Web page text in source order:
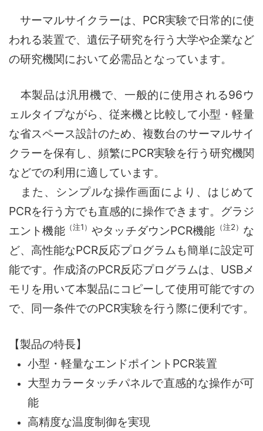
サーマルサイクラーは、PCR実験で日常的に使
われる装置で、遺伝子研究を行う大学や企業など
の研究機関において必需品となっています。
本製品は汎用機で、一般的に使用される96ウ
ェルタイプながら、従来機と比較して小型・軽量
な省スペース設計のため、複数台のサーマルサイ
クラーを保有し、頻繁にPCR実験を行う研究機関
などでの利用に適しています。
また、シンプルな操作画面により、はじめて
PCRを行う方でも直感的に操作できます。グラジ
エント機能（注1） やタッチダウンPCR機能 （注2） な
ど、高性能なPCR反応プログラムも簡単に設定可
能です。作成済のPCR反応プログラムは、USBメ
モリを用いて本製品にコピーして使用可能ですの
で、同一条件でのPCR実験を行う際に便利です。
【製品の特長】
小型・軽量なエンドポイントPCR装置
大型カラータッチパネルで直感的な操作が可
能
高精度な温度制御を実現